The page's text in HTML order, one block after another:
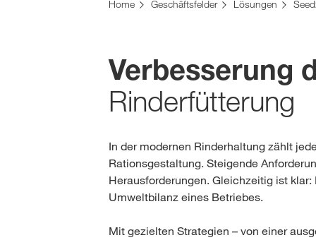
Home Geschäftsfelder Lösungen
Verbesserung
Rinderfütterung
In der modernen Rinderhaltung zählt
Rationsgestaltung. Steigende
Herausforderungen. Gleichzeitig ist
Umweltbilanz eines Betriebes.
Mit gezielten Strategien – von einer